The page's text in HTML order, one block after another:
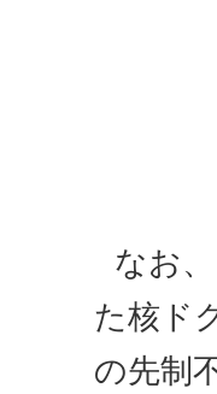
なお
た核ド
の先制